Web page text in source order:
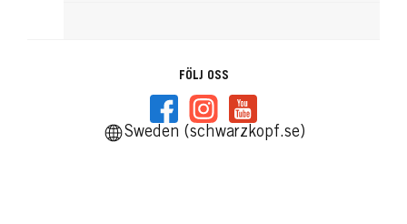
FÖLJ OSS
Sweden (schwarzkopf.se)